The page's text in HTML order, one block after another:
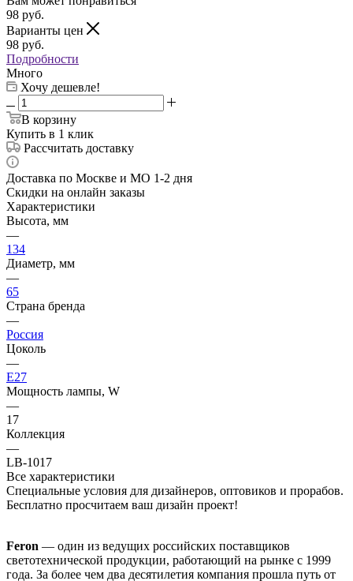
98 руб.
Варианты цен
98 руб.
Подробности
Много
Хочу дешевле!
В корзину
Купить в 1 клик
Рассчитать доставку
Доставка по Москве и МО 1-2 дня
Скидки на онлайн заказы
Характеристики
Высота, мм
—
134
Диаметр, мм
—
65
Страна бренда
—
Россия
Цоколь
—
E27
Мощность лампы, W
—
17
Коллекция
—
LB-1017
Все характеристики
Специальные условия для дизайнеров, оптовиков и прорабов.
Бесплатно просчитаем ваш дизайн проект!
Feron — один из ведущих российских поставщиков
светотехнической продукции, работающий на рынке с 1999
года. За более чем два десятилетия компания прошла путь от